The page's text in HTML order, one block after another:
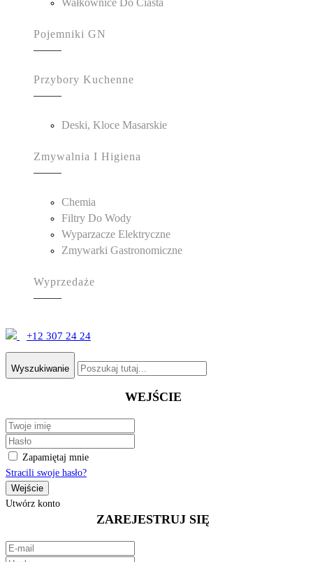
Wałkownice Do Ciasta
Pojemniki GN
Przybory Kuchenne
Deski, Kloce Masarskie
Zmywalnia I Higiena
Chemia
Filtry Do Wody
Wyparzacze Elektryczne
Zmywarki Gastronomiczne
Wyprzedaże
+12 307 24 24
Wyszukiwanie
WEJŚCIE
Zapamiętaj mnie
Stracili swoje hasło?
Utwórz konto
ZAREJESTRUJ SIĘ